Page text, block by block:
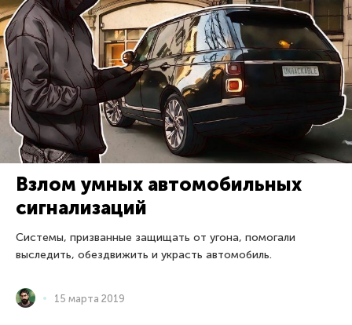
Взлом умных автомобильных
сигнализаций
Системы, призванные защищать от угона, помогали
выследить, обездвижить и украсть автомобиль.
15 марта 2019